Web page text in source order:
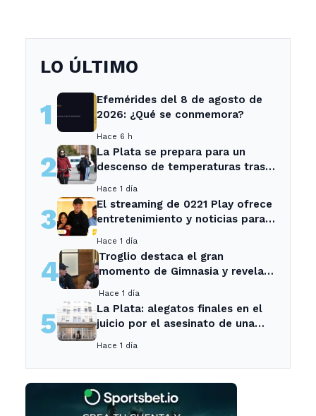
LO ÚLTIMO
1
Efemérides del 8 de agosto de
2026: ¿Qué se conmemora?
Hace 6 h
2
La Plata se prepara para un
descenso de temperaturas tras
Hace 1 día
3
El streaming de 0221 Play ofrece
entretenimiento y noticias para
Ensenada.
Hace 1 día
4
Troglio destaca el gran
momento de Gimnasia y revela
Hace 1 día
5
La Plata: alegatos finales en el
juicio por el asesinato de una
Hace 1 día